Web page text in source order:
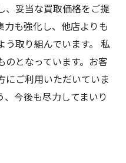
、妥当な買取価格をご提
力も強化し、他店よりも
取り組んでいます。 私
のとなっています。お客
にご利用いただいていま
今後も尽力してまいり